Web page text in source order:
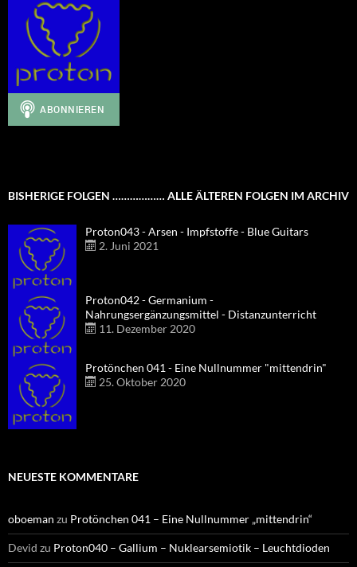
BISHERIGE FOLGEN ……………… ALLE ÄLTEREN FOLGEN IM ARCHIV
Proton043 - Arsen - Impfstoffe - Blue Guitars
2. Juni 2021
Proton042 - Germanium -
Nahrungsergänzungsmittel - Distanzunterricht
11. Dezember 2020
Protönchen 041 - Eine Nullnummer "mittendrin"
25. Oktober 2020
NEUESTE KOMMENTARE
oboeman zu Protönchen 041 – Eine Nullnummer „mittendrin“
Devid zu Proton040 – Gallium – Nuklearsemiotik – Leuchtdioden